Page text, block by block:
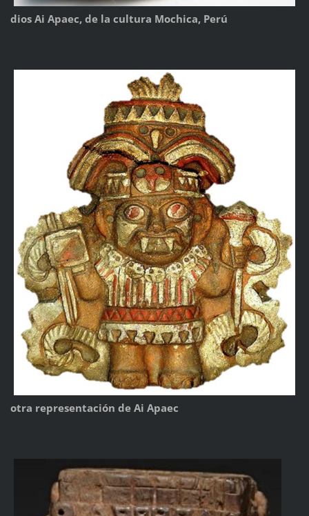
dios Ai Apaec, de la cultura Mochica, Perú
otra representación de Ai Apaec